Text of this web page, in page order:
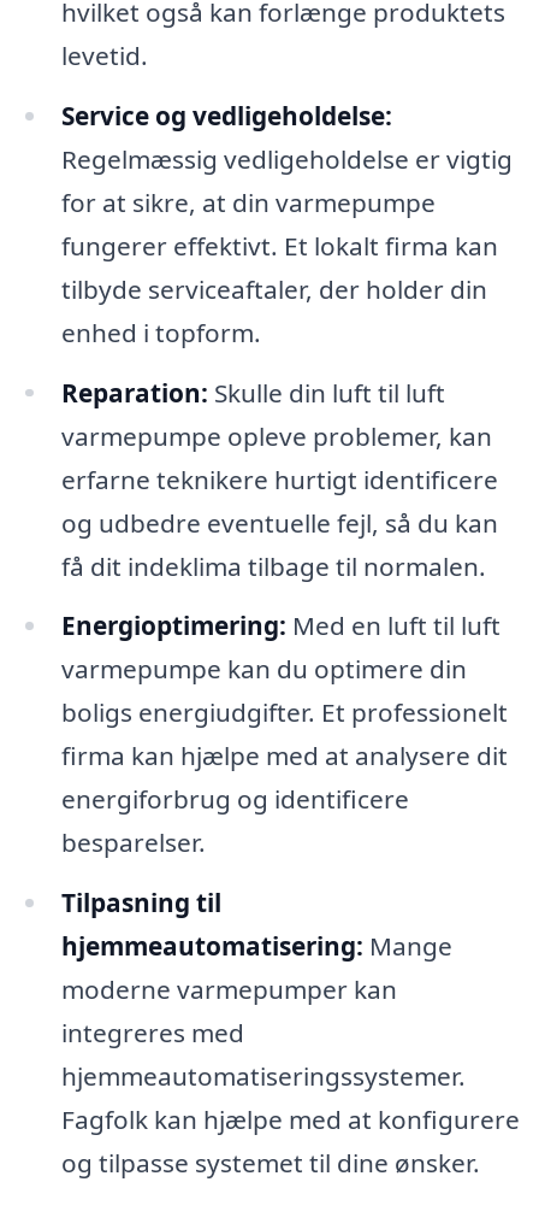
hvilket også kan forlænge produktets
levetid.
Service og vedligeholdelse:
Regelmæssig vedligeholdelse er vigtig
for at sikre, at din varmepumpe
fungerer effektivt. Et lokalt firma kan
tilbyde serviceaftaler, der holder din
enhed i topform.
Reparation: Skulle din luft til luft
varmepumpe opleve problemer, kan
erfarne teknikere hurtigt identificere
og udbedre eventuelle fejl, så du kan
få dit indeklima tilbage til normalen.
Energioptimering: Med en luft til luft
varmepumpe kan du optimere din
boligs energiudgifter. Et professionelt
firma kan hjælpe med at analysere dit
energiforbrug og identificere
besparelser.
Tilpasning til
hjemmeautomatisering: Mange
moderne varmepumper kan
integreres med
hjemmeautomatiseringssystemer.
Fagfolk kan hjælpe med at konfigurere
og tilpasse systemet til dine ønsker.